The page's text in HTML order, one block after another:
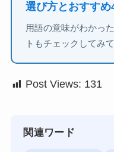
選び方とおすす
用語の意味がわかっ
トもチェックしてみ
Post Views: 131
関連ワード